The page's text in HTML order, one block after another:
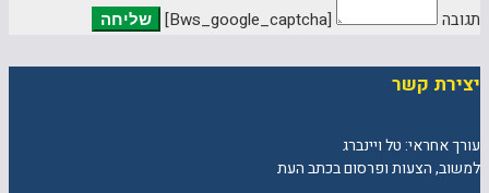
תגובה [bws_google_captcha]
יצירת קשר
עורך אחראי: טל ויינברג
למשוב, הצעות ופרסום בכתב העת